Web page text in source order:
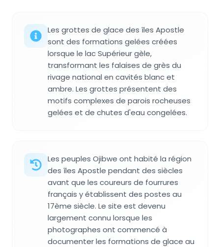
Les grottes de glace des îles Apostle
sont des formations gelées créées
lorsque le lac Supérieur gèle,
transformant les falaises de grès du
rivage national en cavités blanc et
ambre. Les grottes présentent des
motifs complexes de parois rocheuses
gelées et de chutes d'eau congelées.
Les peuples Ojibwe ont habité la région
des îles Apostle pendant des siècles
avant que les coureurs de fourrures
français y établissent des postes au
17ème siècle. Le site est devenu
largement connu lorsque les
photographes ont commencé à
documenter les formations de glace au